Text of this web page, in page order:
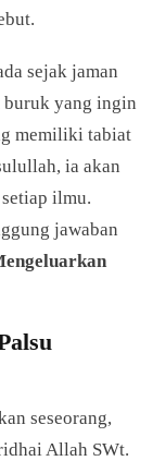
sejak jaman
buruk yang ingin
memiliki tabiat
ia akan
ilmu.
jawaban
seseorang,
Allah SWt.